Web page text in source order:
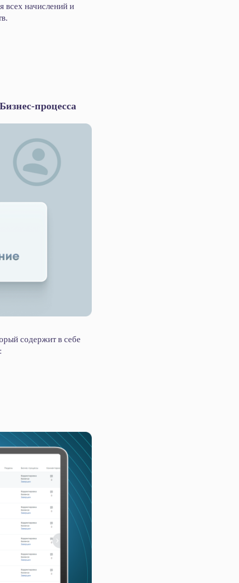
всех начислений и
процесса
содержит в себе